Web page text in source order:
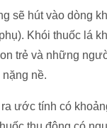
sẽ hút vào dòng
Khói thuốc lá
trẻ và những
nề.
ước tính có